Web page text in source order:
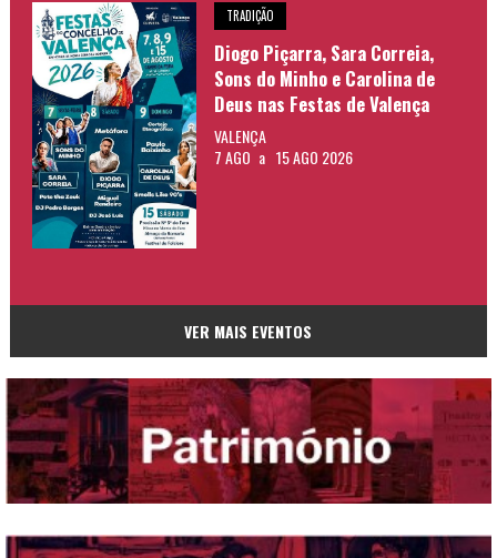
TRADIÇÃO
Diogo Piçarra, Sara Correia,
Sons do Minho e Carolina de
Deus nas Festas de Valença
VALENÇA
7 AGO a 15 AGO 2026
VER MAIS EVENTOS